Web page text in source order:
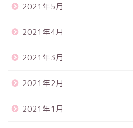
2021年5月
2021年4月
2021年3月
2021年2月
2021年1月